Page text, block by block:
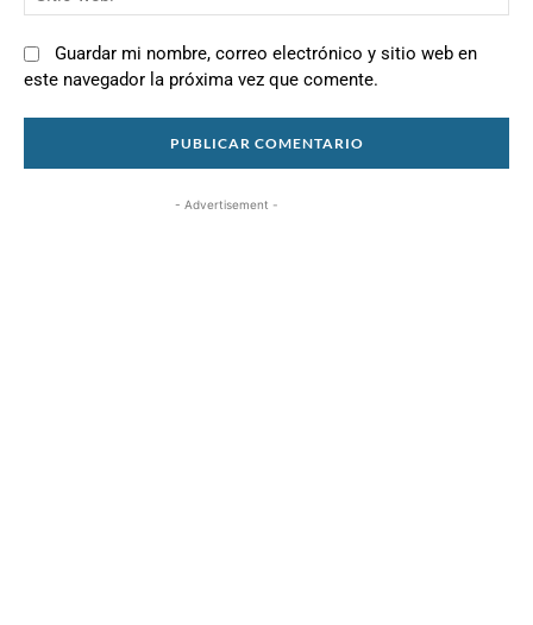
Guardar mi nombre, correo electrónico y sitio web en
este navegador la próxima vez que comente.
- Advertisement -